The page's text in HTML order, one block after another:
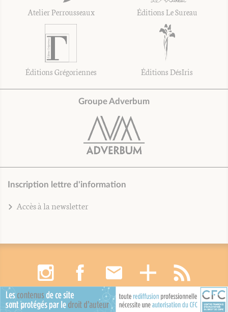
Atelier Perrousseaux Éditions Le Sureau
Éditions Grégoriennes Éditions DésIris
Groupe Adverbum
Inscription lettre d'information
Accès à la newsletter